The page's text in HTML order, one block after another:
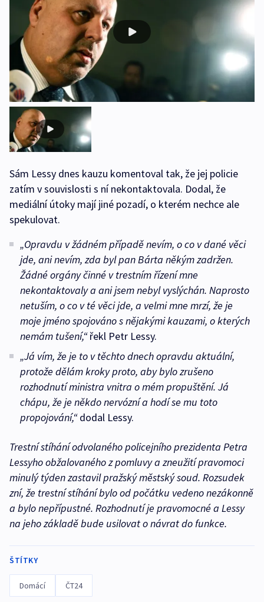
Sám Lessy dnes kauzu komentoval tak, že jej policie
zatím v souvislosti s ní nekontaktovala. Dodal, že
mediální útoky mají jiné pozadí, o kterém nechce ale
spekulovat.
„Opravdu v žádném případě nevím, o co v dané věci
jde, ani nevím, zda byl pan Bárta někým zadržen.
Žádné orgány činné v trestním řízení mne
nekontaktovaly a ani jsem nebyl vyslýchán. Naprosto
netuším, o co v té věci jde, a velmi mne mrzí, že je
moje jméno spojováno s nějakými kauzami, o kterých
nemám tušení,“řekl Petr Lessy.
„Já vím, že je to v těchto dnech opravdu aktuální,
protože dělám kroky proto, aby bylo zrušeno
rozhodnutí ministra vnitra o mém propuštění. Já
chápu, že je někdo nervózní a hodí se mu toto
propojování,“dodal Lessy.
Trestní stíhání odvolaného policejního prezidenta Petra
Lessyho obžalovaného z pomluvy a zneužití pravomoci
minulý týden zastavil pražský městský soud. Rozsudek
zní, že trestní stíhání bylo od počátku vedeno nezákonně
a bylo nepřípustné. Rozhodnutí je pravomocné a Lessy
na jeho základě bude usilovat o návrat do funkce.
ŠTÍTKY
Domácí ČT24